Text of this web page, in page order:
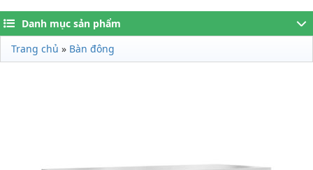
Danh mục sản phẩm
Trang chủ » Bàn đông